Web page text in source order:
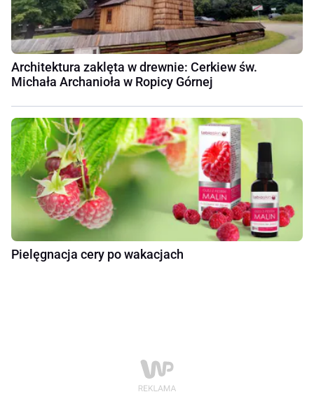
Architektura zaklęta w drewnie: Cerkiew św.
Michała Archanioła w Ropicy Górnej
Pielęgnacja cery po wakacjach